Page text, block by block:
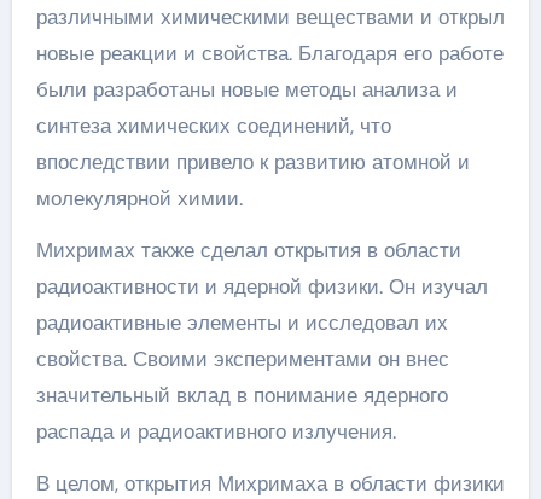
различными химическими веществами и открыл
новые реакции и свойства. Благодаря его работе
были разработаны новые методы анализа и
синтеза химических соединений, что
впоследствии привело к развитию атомной и
молекулярной химии.
Михримах также сделал открытия в области
радиоактивности и ядерной физики. Он изучал
радиоактивные элементы и исследовал их
свойства. Своими экспериментами он внес
значительный вклад в понимание ядерного
распада и радиоактивного излучения.
В целом, открытия Михримаха в области физики